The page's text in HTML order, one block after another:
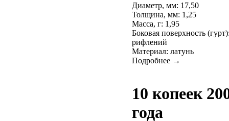
Диаметр, мм: 17,50
Толщина, мм: 1,25
Масса, г: 1,95
Боковая поверхность
рифлений
Материал: латунь
Подробнее →
10 копеек
года